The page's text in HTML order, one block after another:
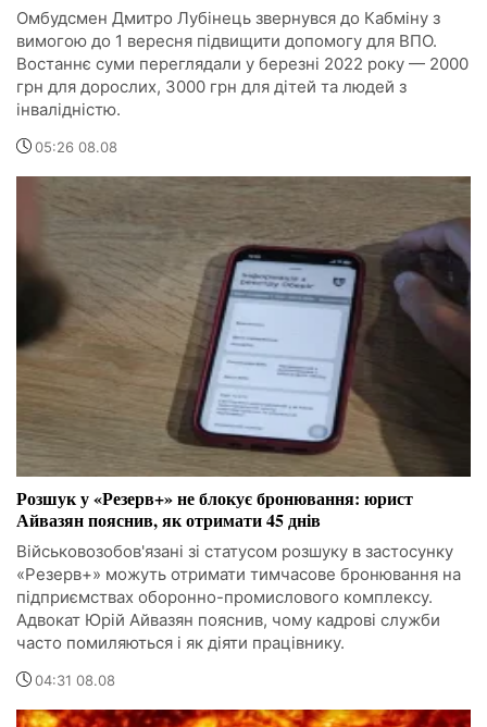
Омбудсмен Дмитро Лубінець звернувся до Кабміну з
вимогою до 1 вересня підвищити допомогу для ВПО.
Востаннє суми переглядали у березні 2022 року — 2000
грн для дорослих, 3000 грн для дітей та людей з
інвалідністю.
05:26 08.08
Розшук у «Резерв+» не блокує бронювання: юрист
Айвазян пояснив, як отримати 45 днів
Військовозобов'язані зі статусом розшуку в застосунку
«Резерв+» можуть отримати тимчасове бронювання на
підприємствах оборонно-промислового комплексу.
Адвокат Юрій Айвазян пояснив, чому кадрові служби
часто помиляються і як діяти працівнику.
04:31 08.08